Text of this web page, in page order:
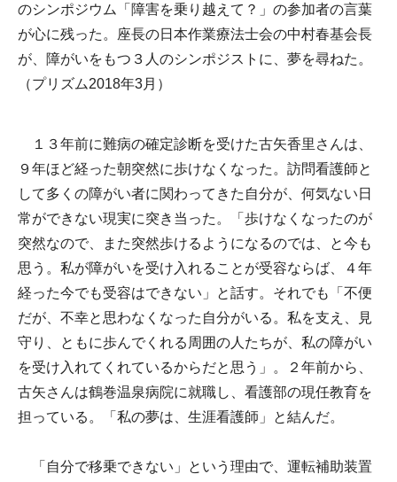
のシンポジウム「障害を乗り越えて？」の参加者の言葉
が心に残った。座長の日本作業療法士会の中村春基会長
が、障がいをもつ３人のシンポジストに、夢を尋ねた。
（プリズム2018年3月）
１３年前に難病の確定診断を受けた古矢香里さんは、
９年ほど経った朝突然に歩けなくなった。訪問看護師と
して多くの障がい者に関わってきた自分が、何気ない日
常ができない現実に突き当った。「歩けなくなったのが
突然なので、また突然歩けるようになるのでは、と今も
思う。私が障がいを受け入れることが受容ならば、４年
経った今でも受容はできない」と話す。それでも「不便
だが、不幸と思わなくなった自分がいる。私を支え、見
守り、ともに歩んでくれる周囲の人たちが、私の障がい
を受け入れてくれているからだと思う」。２年前から、
古矢さんは鶴巻温泉病院に就職し、看護部の現任教育を
担っている。「私の夢は、生涯看護師」と結んだ。
「自分で移乗できない」という理由で、運転補助装置